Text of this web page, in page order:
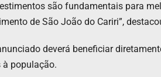
são fundamentais para
de São João do Cariri”,
deverá beneficiar
à população.